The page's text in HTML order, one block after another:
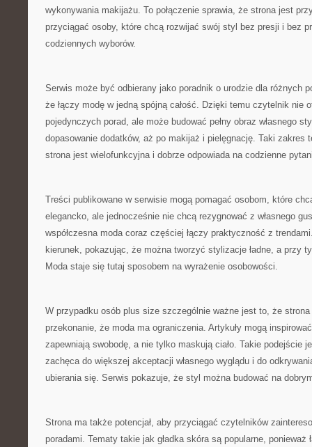
wykonywania makijażu. To połączenie sprawia, że strona jest
przyciągać osoby, które chcą rozwijać swój styl bez presji i bez
codziennych wyborów.
Serwis może być odbierany jako poradnik o urodzie dla różnych
że łączy modę w jedną spójną całość. Dzięki temu czytelnik nie
pojedynczych porad, ale może budować pełny obraz własnego
dopasowanie dodatków, aż po makijaż i pielęgnację. Taki zakres
strona jest wielofunkcyjna i dobrze odpowiada na codzienne
Treści publikowane w serwisie mogą pomagać osobom, które
elegancko, ale jednocześnie nie chcą rezygnować z własnego
współczesna moda coraz częściej łączy praktyczność z
kierunek, pokazując, że można tworzyć stylizacje ładne, a przy
Moda staje się tutaj sposobem na wyrażenie osobowości.
W przypadku osób plus size szczególnie ważne jest to, że strona
przekonanie, że moda ma ograniczenia. Artykuły mogą
zapewniają swobodę, a nie tylko maskują ciało. Takie podejście
zachęca do większej akceptacji własnego wyglądu i do
ubierania się. Serwis pokazuje, że styl można budować na
Strona ma także potencjał, aby przyciągać czytelników
poradami. Tematy takie jak gładka skóra są popularne, ponieważ